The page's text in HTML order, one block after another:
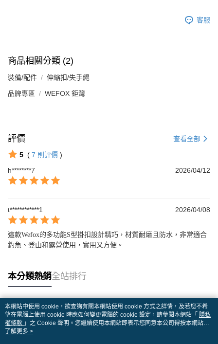
客服
商品相關分類 (2)
裝備/配件 伸縮扣/失手繩
品牌專區 WEFOX 鉅灣
評價 查看全部
5 ( 7 則評價 )
h********7
2026/04/12
t************1 2026/04/08
這款Wefox的多功能S型掛扣設計精巧，材質耐磨且防水，非常適合
釣魚、登山和露營使用，實用又方便。
本分類熱銷全站排行
熱門標籤
本網站中使用 cookie，欲查詢有關本網站使用 cookie 方式之詳情，及若您不希
望在電腦上使用 cookie 時應如何變更電腦的 cookie 設定，請參閱本網站「 隱私
權條款 」之 Cookie 聲明。您繼續使用本網站即表示您同意本公司得按本網站使
用條款之 Cookie 聲明使用 cookie。
了解更多 >